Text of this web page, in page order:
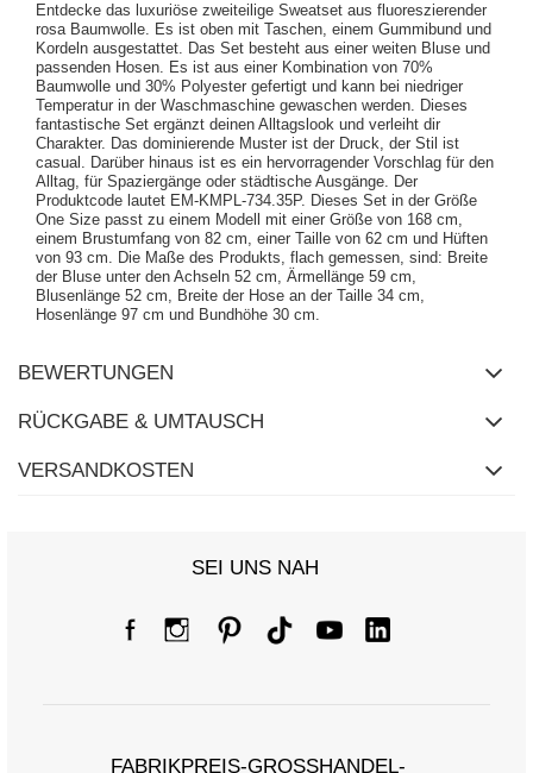
Entdecke das luxuriöse zweiteilige Sweatset aus fluoreszierender
rosa Baumwolle. Es ist oben mit Taschen, einem Gummibund und
Kordeln ausgestattet. Das Set besteht aus einer weiten Bluse und
passenden Hosen. Es ist aus einer Kombination von 70%
Baumwolle und 30% Polyester gefertigt und kann bei niedriger
Temperatur in der Waschmaschine gewaschen werden. Dieses
fantastische Set ergänzt deinen Alltagslook und verleiht dir
Charakter. Das dominierende Muster ist der Druck, der Stil ist
casual. Darüber hinaus ist es ein hervorragender Vorschlag für den
Alltag, für Spaziergänge oder städtische Ausgänge. Der
Produktcode lautet EM-KMPL-734.35P. Dieses Set in der Größe
One Size passt zu einem Modell mit einer Größe von 168 cm,
einem Brustumfang von 82 cm, einer Taille von 62 cm und Hüften
von 93 cm. Die Maße des Produkts, flach gemessen, sind: Breite
der Bluse unter den Achseln 52 cm, Ärmellänge 59 cm,
Blusenlänge 52 cm, Breite der Hose an der Taille 34 cm,
Hosenlänge 97 cm und Bundhöhe 30 cm.
BEWERTUNGEN
RÜCKGABE & UMTAUSCH
VERSANDKOSTEN
SEI UNS NAH
FABRIKPREIS-GROSSHANDEL-K